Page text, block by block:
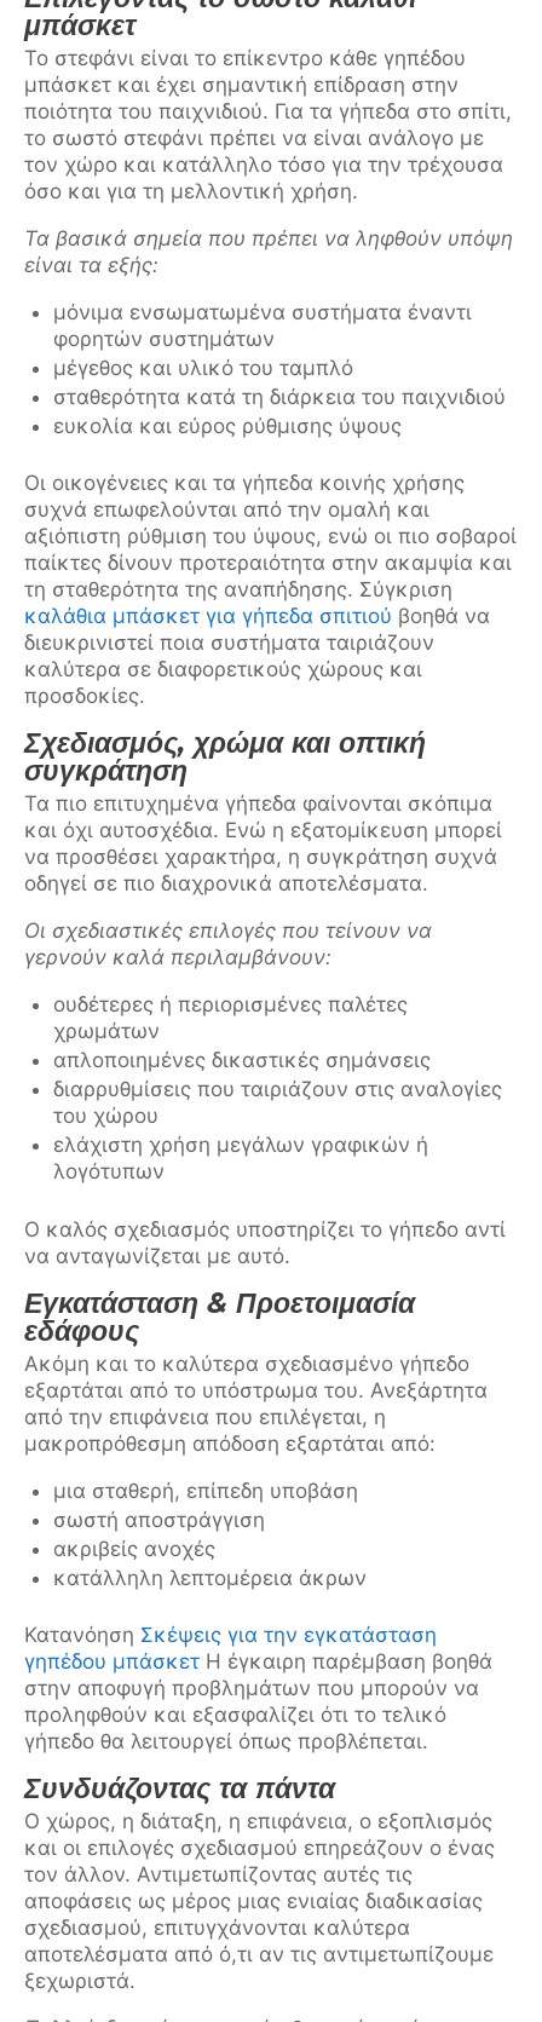
μπάσκετ
Το στεφάνι είναι το επίκεντρο κάθε γηπέδου
μπάσκετ και έχει σημαντική επίδραση στην
ποιότητα του παιχνιδιού. Για τα γήπεδα στο σπίτι,
το σωστό στεφάνι πρέπει να είναι ανάλογο με
τον χώρο και κατάλληλο τόσο για την τρέχουσα
όσο και για τη μελλοντική χρήση.
Τα βασικά σημεία που πρέπει να ληφθούν υπόψη
είναι τα εξής:
μόνιμα ενσωματωμένα συστήματα έναντι
φορητών συστημάτων
μέγεθος και υλικό του ταμπλό
σταθερότητα κατά τη διάρκεια του παιχνιδιού
ευκολία και εύρος ρύθμισης ύψους
Οι οικογένειες και τα γήπεδα κοινής χρήσης
συχνά επωφελούνται από την ομαλή και
αξιόπιστη ρύθμιση του ύψους, ενώ οι πιο σοβαροί
παίκτες δίνουν προτεραιότητα στην ακαμψία και
τη σταθερότητα της αναπήδησης. Σύγκριση
καλάθια μπάσκετ για γήπεδα σπιτιού βοηθά να
διευκρινιστεί ποια συστήματα ταιριάζουν
καλύτερα σε διαφορετικούς χώρους και
προσδοκίες.
Σχεδιασμός, χρώμα και οπτική
συγκράτηση
Τα πιο επιτυχημένα γήπεδα φαίνονται σκόπιμα
και όχι αυτοσχέδια. Ενώ η εξατομίκευση μπορεί
να προσθέσει χαρακτήρα, η συγκράτηση συχνά
οδηγεί σε πιο διαχρονικά αποτελέσματα.
Οι σχεδιαστικές επιλογές που τείνουν να
γερνούν καλά περιλαμβάνουν:
ουδέτερες ή περιορισμένες παλέτες
χρωμάτων
απλοποιημένες δικαστικές σημάνσεις
διαρρυθμίσεις που ταιριάζουν στις αναλογίες
του χώρου
ελάχιστη χρήση μεγάλων γραφικών ή
λογότυπων
Ο καλός σχεδιασμός υποστηρίζει το γήπεδο αντί
να ανταγωνίζεται με αυτό.
Εγκατάσταση & Προετοιμασία
εδάφους
Ακόμη και το καλύτερα σχεδιασμένο γήπεδο
εξαρτάται από το υπόστρωμα του. Ανεξάρτητα
από την επιφάνεια που επιλέγεται, η
μακροπρόθεσμη απόδοση εξαρτάται από:
μια σταθερή, επίπεδη υποβάση
σωστή αποστράγγιση
ακριβείς ανοχές
κατάλληλη λεπτομέρεια άκρων
Κατανόηση Σκέψεις για την εγκατάσταση
γηπέδου μπάσκετ Η έγκαιρη παρέμβαση βοηθά
στην αποφυγή προβλημάτων που μπορούν να
προληφθούν και εξασφαλίζει ότι το τελικό
γήπεδο θα λειτουργεί όπως προβλέπεται.
Συνδυάζοντας τα πάντα
Ο χώρος, η διάταξη, η επιφάνεια, ο εξοπλισμός
και οι επιλογές σχεδιασμού επηρεάζουν ο ένας
τον άλλον. Αντιμετωπίζοντας αυτές τις
αποφάσεις ως μέρος μιας ενιαίας διαδικασίας
σχεδιασμού, επιτυγχάνονται καλύτερα
αποτελέσματα από ό,τι αν τις αντιμετωπίζουμε
ξεχωριστά.